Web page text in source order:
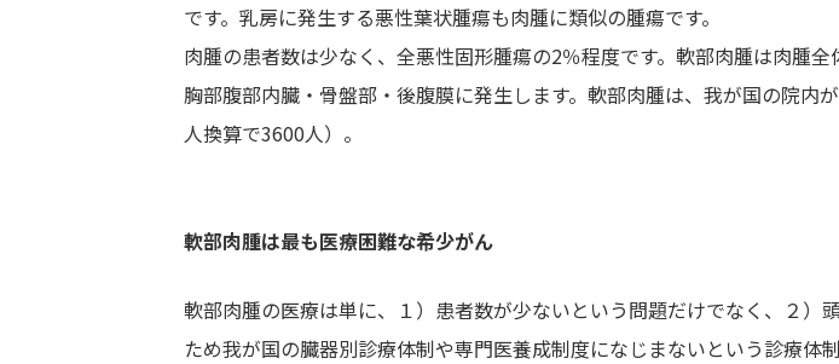
です。乳房に発生する悪性葉状腫瘍も肉腫に類似の腫瘍です。
肉腫の患者数は少なく、全悪性固形腫瘍の2％程度です。軟部肉腫は肉腫
胸部腹部内臓・骨盤部・後腹膜に発生します。軟部肉腫は、我が国の院
人換算で3600人）。
軟部肉腫は最も医療困難な希少がん
軟部肉腫の医療は単に、１）患者数が少ないという問題だけでなく、２
ため我が国の臓器別診療体制や専門医養成制度になじまないという診療